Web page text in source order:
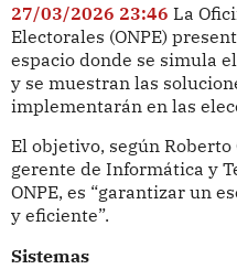
27/03/2026 23:46 La
Electorales (ONPE)
espacio donde se simula
y se muestran las
implementarán en las
El objetivo, según Roberto
gerente de Informática y
ONPE, es “garantizar un
y eficiente”.
Sistemas